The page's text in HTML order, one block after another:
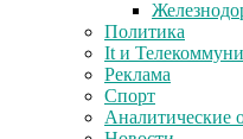
Политика
It и
Реклама
Спорт
Аналитические